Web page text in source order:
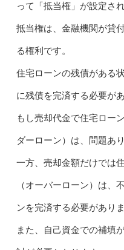
って「抵当権」が設定さ
抵当権は、金融機関が貸
る権利です。
住宅ローンの残債がある
に残債を完済する必要があ
もし売却代金で住宅ロー
ダーローン）は、問題あり
一方、売却金額だけでは
（オーバーローン）は、
ンを完済する必要がありま
また、自己資金での補填